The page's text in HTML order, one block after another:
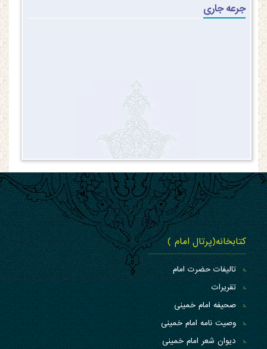
جرعه جاری
کتابخانه(پرتال امام )
تالیفات حضرت امام
تقریرات
صحیفه امام خمینی
وصیت نامه امام خمینی
دیوان شعر امام خمینی